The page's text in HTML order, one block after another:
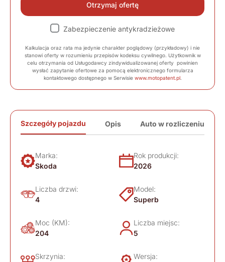
Otrzymaj ofertę
Zabezpieczenie antykradzieżowe
Kalkulacja oraz rata ma jedynie charakter poglądowy (przykładowy) i nie
stanowi oferty w rozumieniu przepisów kodeksu cywilnego. Użytkownik w
celu otrzymania od Usługodawcy zindywidualizowanej oferty powinien
wysłać zapytanie ofertowe za pomocą elektronicznego formularza
kontaktowego dostępnego w Serwisie www.motopatent.pl.
Szczegóły pojazdu Opis Auto w rozliczeniu
Marka:
Skoda
Rok produkcji:
2026
Liczba drzwi:
4
Model:
Superb
Moc (KM):
204
Liczba miejsc:
5
Skrzynia:
Wersja: